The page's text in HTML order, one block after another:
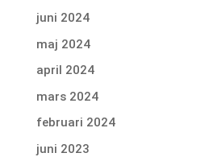
juni 2024
maj 2024
april 2024
mars 2024
februari 2024
juni 2023